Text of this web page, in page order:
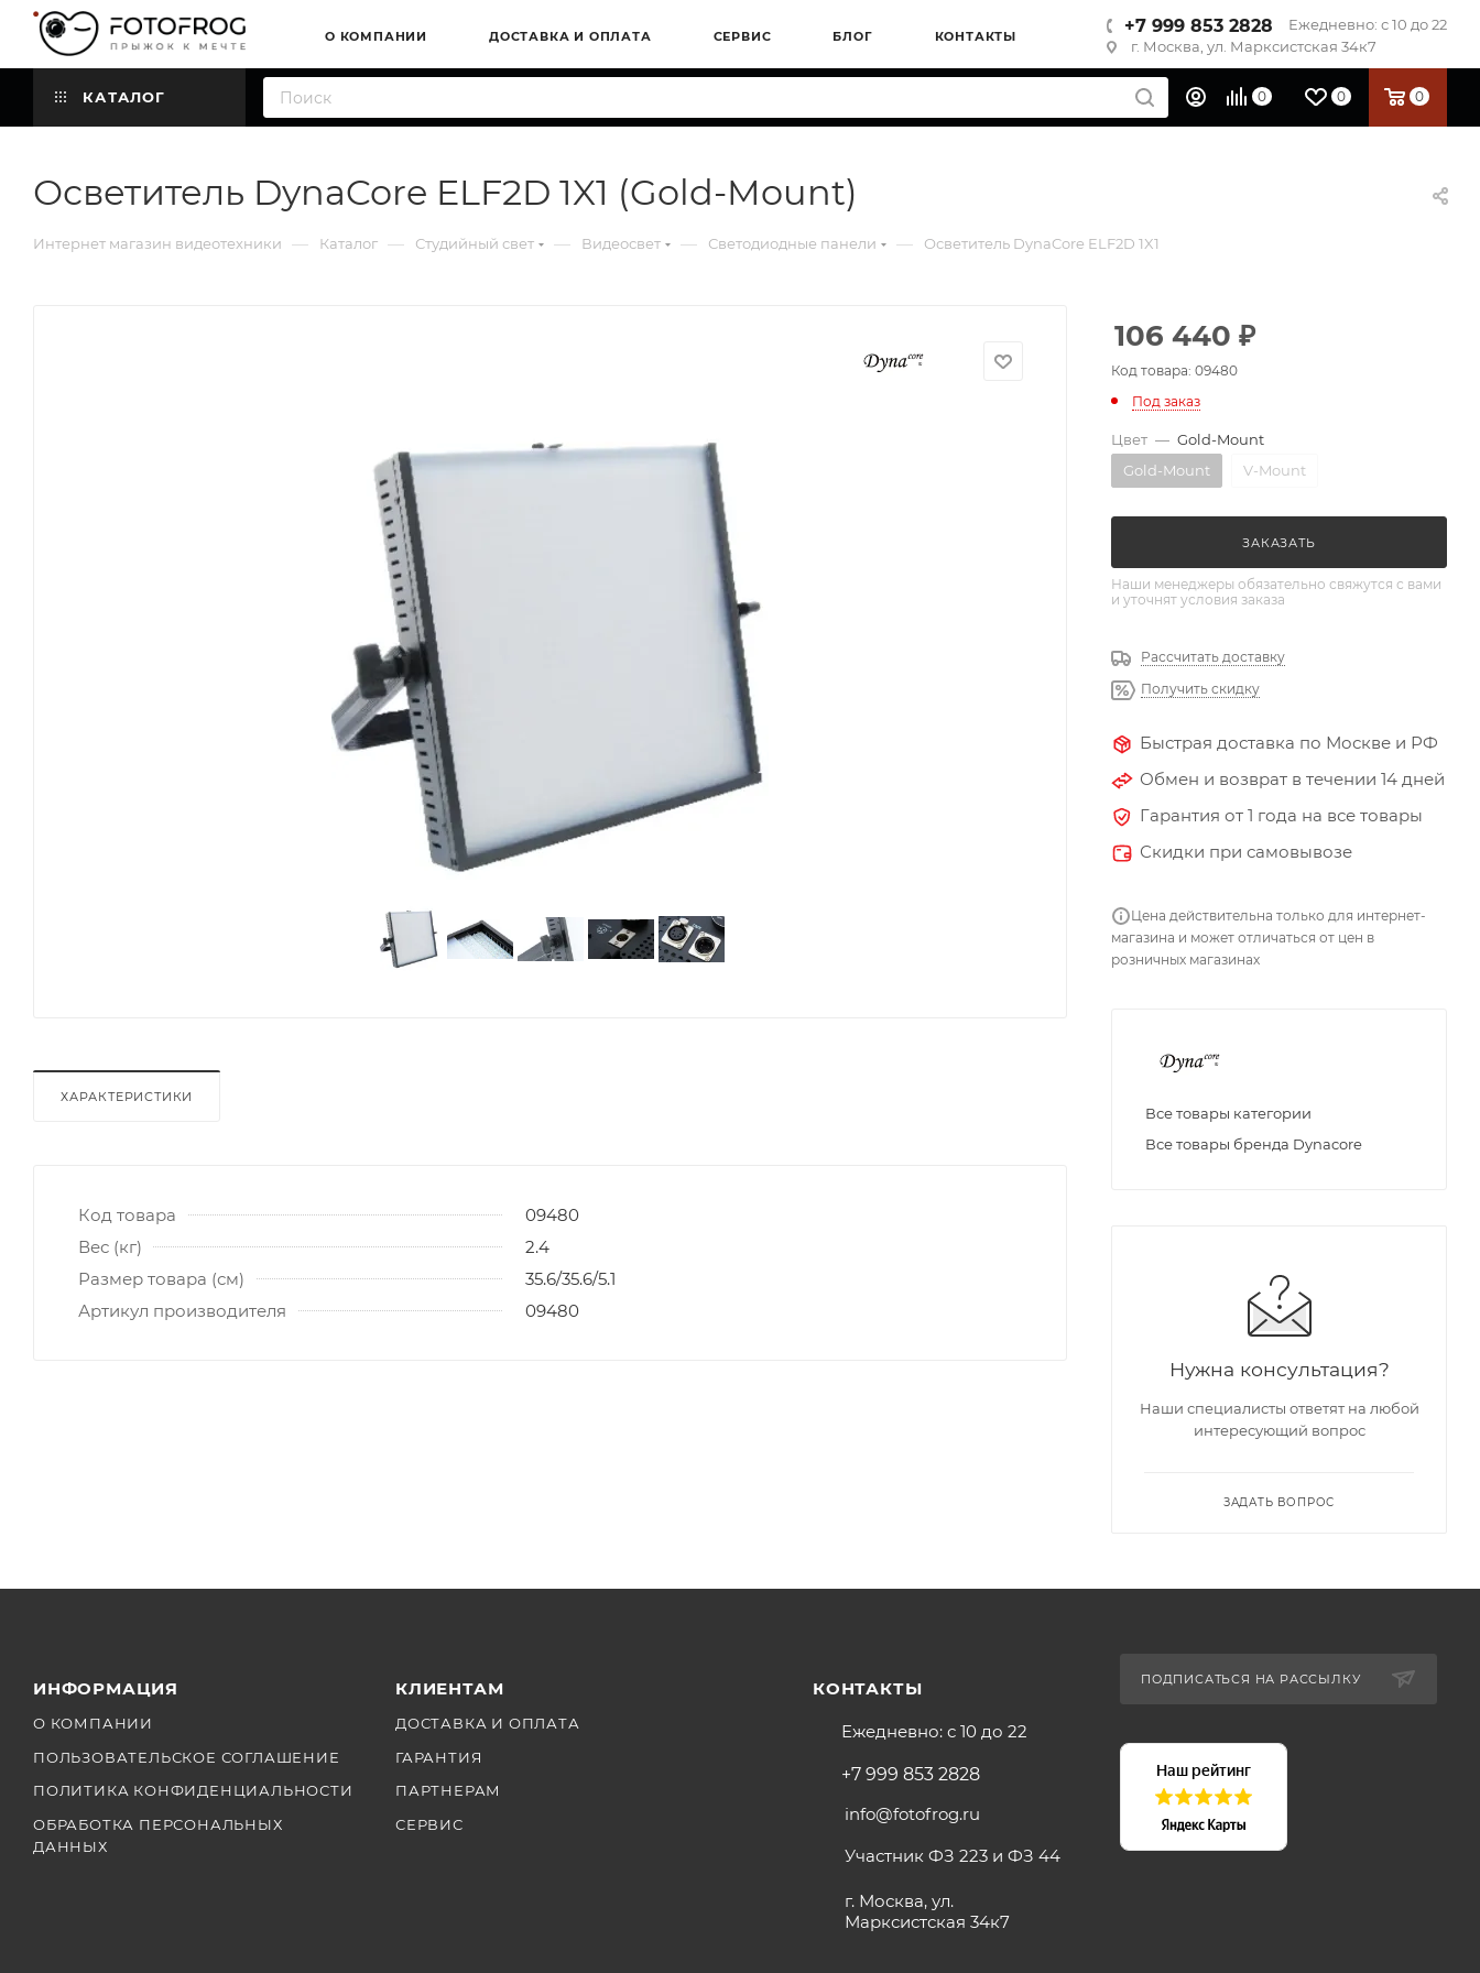
О КОМПАНИИ ДОСТАВКА И ОПЛАТА СЕРВИС БЛОГ КОНТАКТЫ
+7 999 853 2828
Ежедневно: с 10 до 22
г. Москва, ул. Марксистская 34к7
КАТАЛОГ 0 0 0
Осветитель DynaCore ELF2D 1X1 (Gold-Mount)
Интернет магазин видеотехники — Каталог — Студийный свет — Видеосвет — Светодиодные панели — Осветитель DynaCore ELF2D 1X1
ХАРАКТЕРИСТИКИ
Код товара
09480
Вес (кг)
2.4
Размер товара (см)
35.6/35.6/5.1
Артикул производителя
09480
106 440 ₽
Код товара: 09480
Под заказ
Цвет — Gold-Mount
Gold-Mount
V-Mount
ЗАКАЗАТЬ
Наши менеджеры обязательно свяжутся с вами
и уточнят условия заказа
Рассчитать доставку
Получить скидку
Быстрая доставка по Москве и РФ
Обмен и возврат в течении 14 дней
Гарантия от 1 года на все товары
Скидки при самовывозе
Цена действительна только для интернет-
магазина и может отличаться от цен в
розничных магазинах
Все товары категории
Все товары бренда Dynacore
Нужна консультация?
Наши специалисты ответят на любой
интересующий вопрос
ЗАДАТЬ ВОПРОС
ИНФОРМАЦИЯ
О КОМПАНИИ
ПОЛЬЗОВАТЕЛЬСКОЕ СОГЛАШЕНИЕ
ПОЛИТИКА КОНФИДЕНЦИАЛЬНОСТИ
ОБРАБОТКА ПЕРСОНАЛЬНЫХ
ДАННЫХ
КЛИЕНТАМ
ДОСТАВКА И ОПЛАТА
ГАРАНТИЯ
ПАРТНЕРАМ
СЕРВИС
КОНТАКТЫ
Ежедневно: с 10 до 22
+7 999 853 2828
info@fotofrog.ru
Участник ФЗ 223 и ФЗ 44
г. Москва, ул.
Марксистская 34к7
ПОДПИСАТЬСЯ НА РАССЫЛКУ